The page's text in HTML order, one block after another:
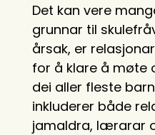
Det kan vere
grunnar til
årsak, er
for å klare å møte
dei aller fleste
inkluderer både
jamaldra, lærarar